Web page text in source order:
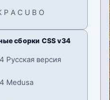
P A C U B O
сборки CSS v34
Русская версия
Medusa